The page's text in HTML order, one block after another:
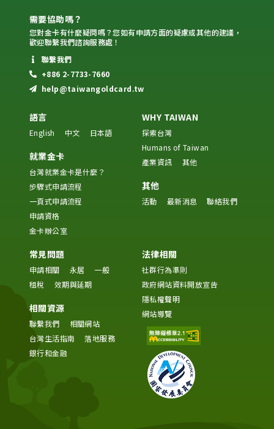
需要協助嗎？
您對金卡有什麼疑問嗎？您如有申請方面的疑慮或其他的建議，
歡迎聯繫我們諮詢服務處！
聯繫我們
+886 2-7733-7660
help@taiwangoldcard.tw
語言
English 中文 日本語
就業金卡
台灣就業金卡是什麼？
步驟式申請流程
一頁式申請流程
申請資格
金卡辦公室
WHY TAIWAN
探索台灣
Humans of Taiwan
產業資訊
其他
其他
活動 最新消息 聯絡我們
常見問題
申請相關 永居
一般
租稅
效期與延期
相關資源
聯繫我們
相關網站
台灣生活指南
落地服務
銀行和金融
法律相關
社群行為準則
政府網站資料開放宣告
隱私權聲明
網站導覽